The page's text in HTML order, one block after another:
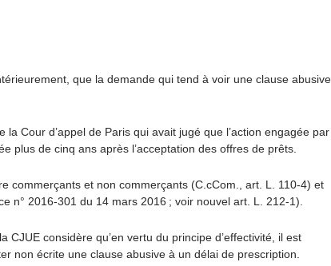
que la demande qui tend à voir une clause abusive
la Cour d’appel de Paris qui avait jugé que l’action engagée par
plus de cinq ans après l’acceptation des offres de prêts.
commerçants et non commerçants (C.cCom., art. L. 110-4) et
n° 2016-301 du 14 mars 2016 ; voir nouvel art. L. 212-1).
CJUE considère qu’en vertu du principe d’effectivité, il est
non écrite une clause abusive à un délai de prescription.